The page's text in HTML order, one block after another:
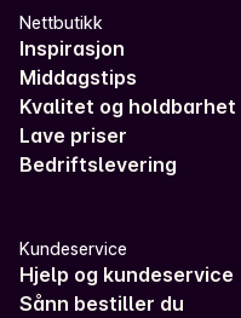
Nettbutikk
Inspirasjon
Middagstips
Kvalitet og holdbarhet
Lave priser
Bedriftslevering
Kundeservice
Hjelp og kundeservice
Sånn bestiller du